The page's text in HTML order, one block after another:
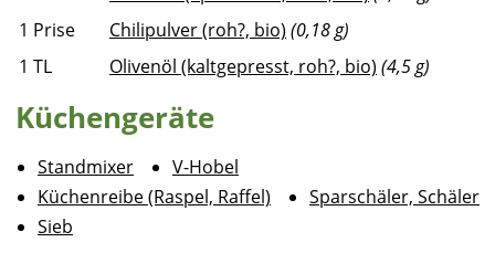
1 Prise Chilipulver (roh?, bio) (0,18 g)
1 TL Olivenöl (kaltgepresst, roh?, bio) (4,5 g)
Küchengeräte
Standmixer
V-Hobel
Küchenreibe (Raspel, Raffel)
Sparschäler, Schäler
Sieb